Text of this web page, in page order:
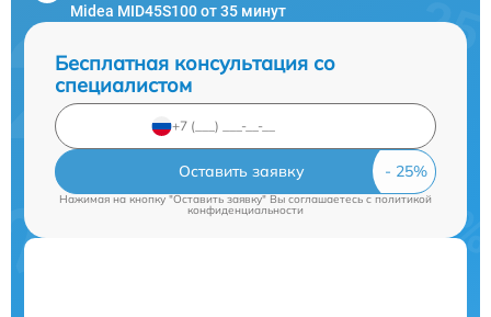
Midea MID45S100 от 35 минут
Бесплатная консультация со
специалистом
Оставить заявку
Нажимая на кнопку "Оставить заявку" Вы соглашаетесь cполитикой
конфиденциальности